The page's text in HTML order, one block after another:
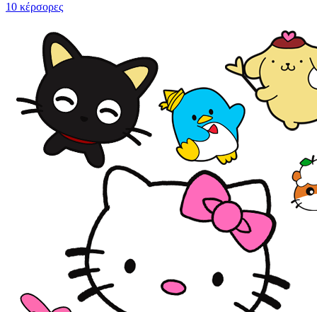
10 κέρσορες